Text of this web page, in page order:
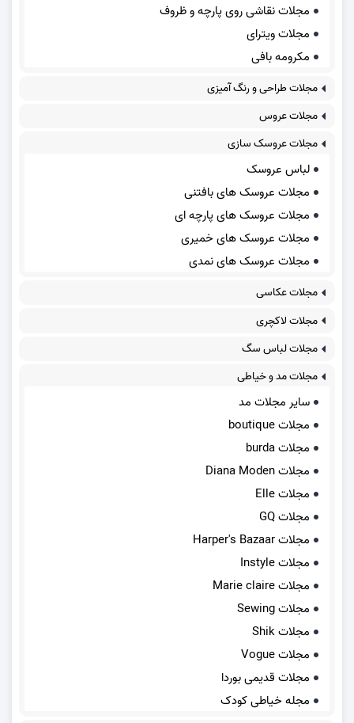
مجلات نقاشی روی پارچه و ظروف
مجلات ویترای
مکرومه بافی
مجلات طراحی و رنگ آمیزی
مجلات عروس
مجلات عروسک سازی
لباس عروسک
مجلات عروسک های بافتنی
مجلات عروسک های پارچه ای
مجلات عروسک های خمیری
مجلات عروسک های نمدی
مجلات عکاسی
مجلات لاکچری
مجلات لباس سگ
مجلات مد و خیاطی
سایر مجلات مد
مجلات boutique
مجلات burda
مجلات Diana Moden
مجلات Elle
مجلات GQ
مجلات Harper's Bazaar
مجلات Instyle
مجلات Marie claire
مجلات Sewing
مجلات Shik
مجلات Vogue
مجلات قدیمی بوردا
مجله خیاطی کودک